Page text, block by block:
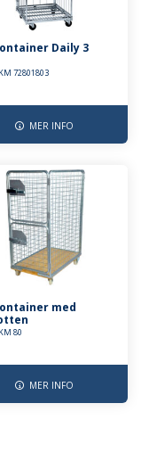
Daily 3
72801803
MER INFO
med
80
MER INFO